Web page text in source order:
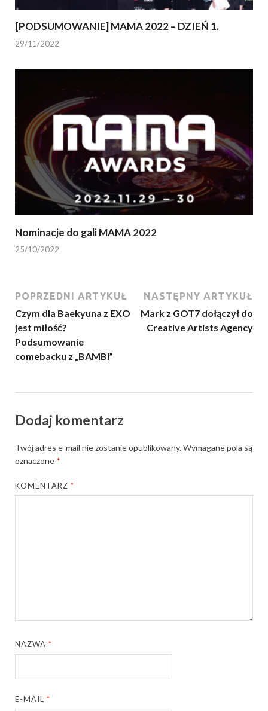
[PODSUMOWANIE] MAMA 2022 – DZIEŃ 1.
29/11/2022
Nominacje do gali MAMA 2022
25/10/2022
POPRZEDNI ARTYKUŁ
Czym dla Baekyuna z EXO
jest miłość?
Podsumowanie
comebacku z „BAMBI”
NASTĘPNY ARTYKUŁ
Mark z GOT7 dołączył do
Creative Artists Agency
Dodaj komentarz
Twój adres e-mail nie zostanie opublikowany.Wymagane pola są
oznaczone *
KOMENTARZ*
NAZWA*
E-MAIL*